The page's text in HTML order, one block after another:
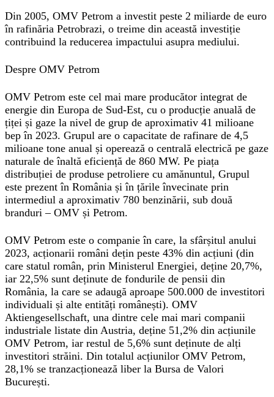
Din 2005, OMV Petrom a investit peste 2 miliarde de euro
în rafinăria Petrobrazi, o treime din această investiție
contribuind la reducerea impactului asupra mediului.
Despre OMV Petrom
OMV Petrom este cel mai mare producător integrat de
energie din Europa de Sud-Est, cu o producție anuală de
țiței și gaze la nivel de grup de aproximativ 41 milioane
bep în 2023. Grupul are o capacitate de rafinare de 4,5
milioane tone anual și operează o centrală electrică pe gaze
naturale de înaltă eficiență de 860 MW. Pe piața
distribuției de produse petroliere cu amănuntul, Grupul
este prezent în România și în țările învecinate prin
intermediul a aproximativ 780 benzinării, sub două
branduri – OMV și Petrom.
OMV Petrom este o companie în care, la sfârșitul anului
2023, acționarii români dețin peste 43% din acțiuni (din
care statul român, prin Ministerul Energiei, deține 20,7%,
iar 22,5% sunt deținute de fondurile de pensii din
România, la care se adaugă aproape 500.000 de investitori
individuali și alte entități românești). OMV
Aktiengesellschaft, una dintre cele mai mari companii
industriale listate din Austria, deține 51,2% din acțiunile
OMV Petrom, iar restul de 5,6% sunt deținute de alți
investitori străini. Din totalul acțiunilor OMV Petrom,
28,1% se tranzacționează liber la Bursa de Valori
București.